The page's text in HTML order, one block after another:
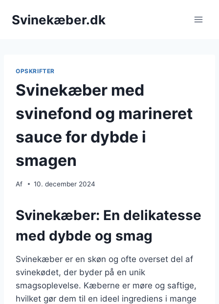
Svinekæber.dk
OPSKRIFTER
Svinekæber med
svinefond og marineret
sauce for dybde i
smagen
Af 10. december 2024
Svinekæber: En delikatesse
med dybde og smag
Svinekæber er en skøn og ofte overset del af
svinekødet, der byder på en unik
smagsoplevelse. Kæberne er møre og saftige,
hvilket gør dem til en ideel ingrediens i mange